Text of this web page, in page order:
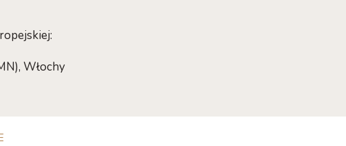
Włochy